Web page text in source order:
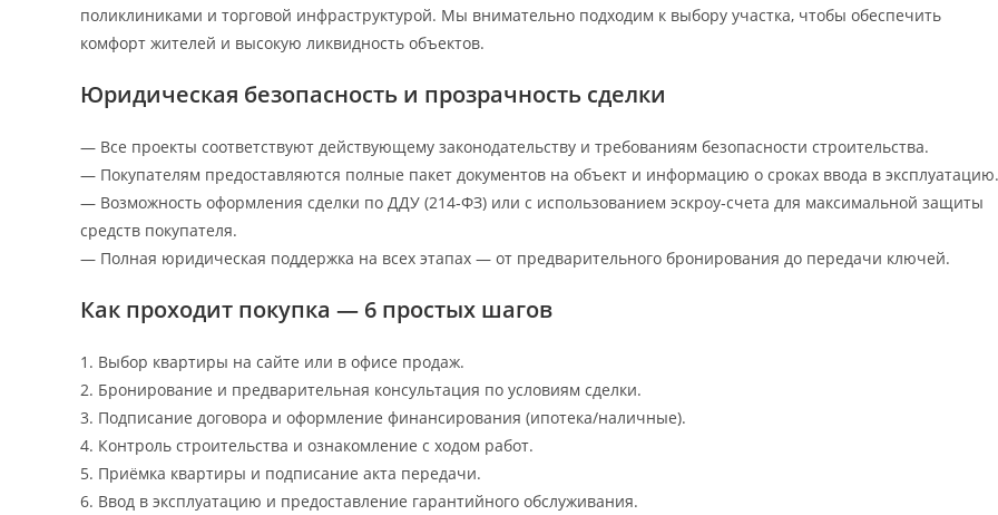
поликлиниками и торговой инфраструктурой. Мы внимательно подходим к выбору участка, чтобы обеспечить
комфорт жителей и высокую ликвидность объектов.
Юридическая безопасность и прозрачность сделки
— Все проекты соответствуют действующему законодательству и требованиям безопасности строительства.
— Покупателям предоставляются полные пакет документов на объект и информацию о сроках ввода в эксплуатацию.
— Возможность оформления сделки по ДДУ (214‑ФЗ) или с использованием эскроу‑счета для максимальной защиты
средств покупателя.
— Полная юридическая поддержка на всех этапах — от предварительного бронирования до передачи ключей.
Как проходит покупка — 6 простых шагов
1. Выбор квартиры на сайте или в офисе продаж.
2. Бронирование и предварительная консультация по условиям сделки.
3. Подписание договора и оформление финансирования (ипотека/наличные).
4. Контроль строительства и ознакомление с ходом работ.
5. Приёмка квартиры и подписание акта передачи.
6. Ввод в эксплуатацию и предоставление гарантийного обслуживания.